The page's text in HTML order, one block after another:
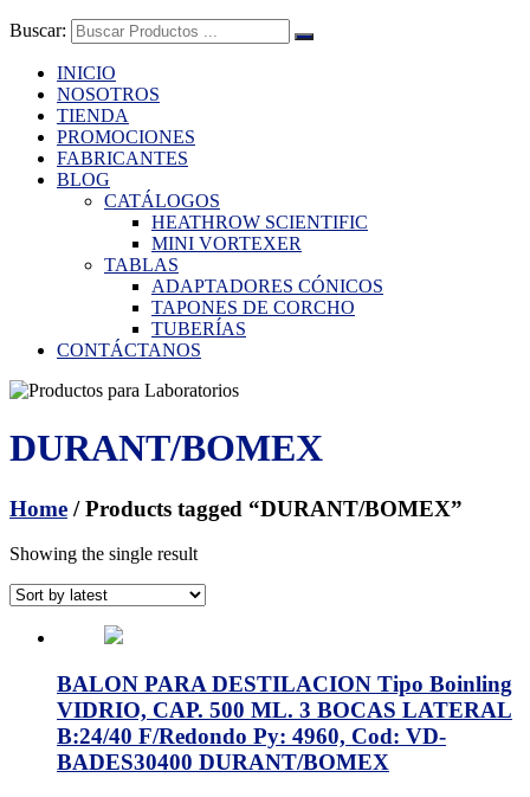
Buscar:
INICIO
NOSOTROS
TIENDA
PROMOCIONES
FABRICANTES
BLOG
CATÁLOGOS
HEATHROW SCIENTIFIC
MINI VORTEXER
TABLAS
ADAPTADORES CÓNICOS
TAPONES DE CORCHO
TUBERÍAS
CONTÁCTANOS
DURANT/BOMEX
Home / Products tagged “DURANT/BOMEX”
Showing the single result
BALON PARA DESTILACION Tipo Boinling
VIDRIO, CAP. 500 ML. 3 BOCAS LATERAL
B:24/40 F/Redondo Py: 4960, Cod: VD-
BADES30400 DURANT/BOMEX